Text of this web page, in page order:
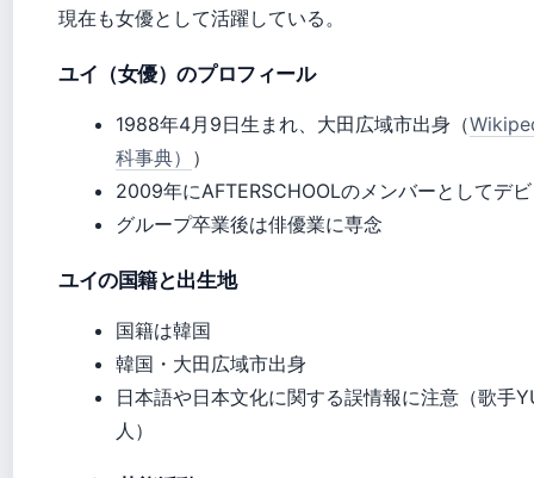
現在も女優として活躍している。
ユイ（女優）のプロフィール
1988年4月9日生まれ、大田広域市出身（
科事典） ）
2009年にAFTERSCHOOLのメンバーとしてデ
グループ卒業後は俳優業に専念
ユイの国籍と出生地
国籍は韓国
韓国・大田広域市出身
日本語や日本文化に関する誤情報に注意（歌手
人）